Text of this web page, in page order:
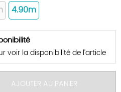
4.90m
voir la disponibilité de l’article
AJOUTER AU PANIER